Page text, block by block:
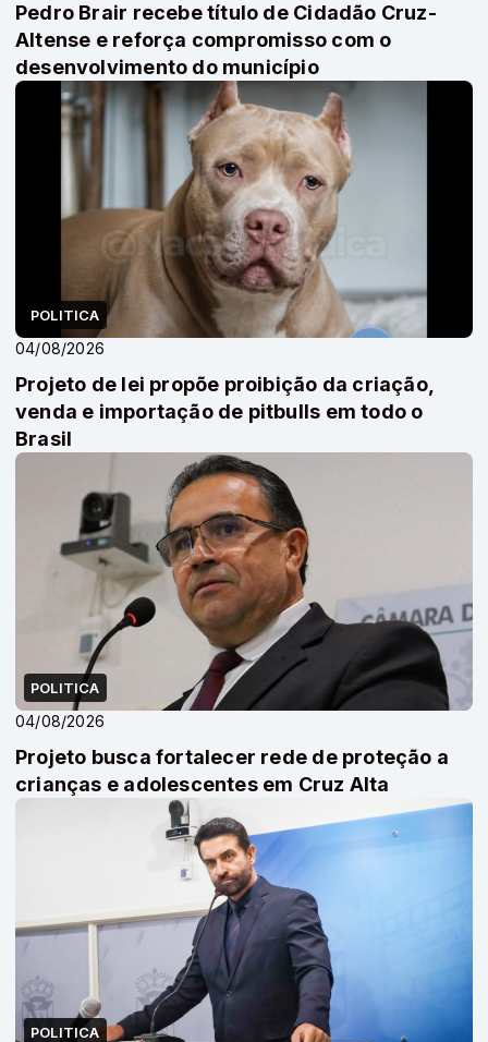
Pedro Brair recebe título de Cidadão Cruz-
Altense e reforça compromisso com o
desenvolvimento do município
POLITICA
04/08/2026
Projeto de lei propõe proibição da criação,
venda e importação de pitbulls em todo o
Brasil
POLITICA
04/08/2026
Projeto busca fortalecer rede de proteção a
crianças e adolescentes em Cruz Alta
POLITICA